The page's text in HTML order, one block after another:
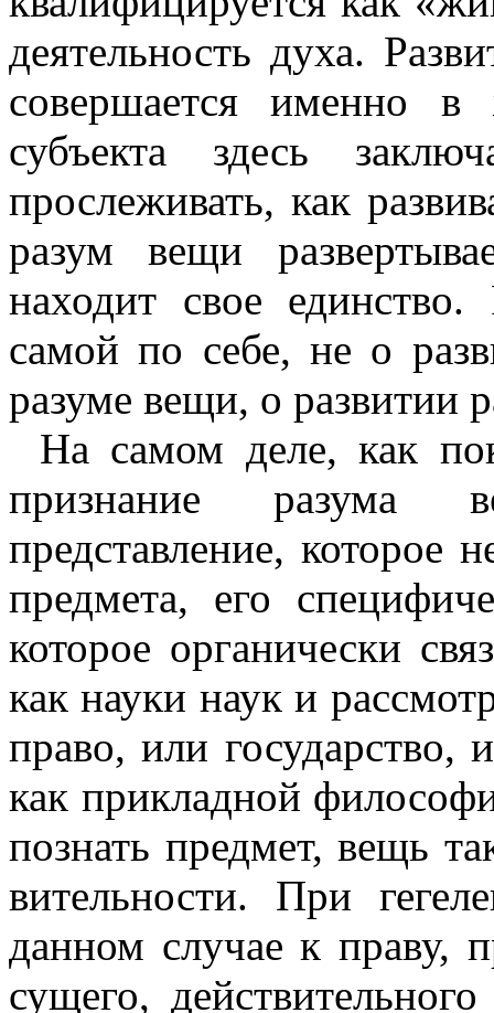
деятельность духа.
совершается именно
субъекта здесь
прослеживать, как
разум вещи
находит свое
самой по себе, не о
разуме вещи, о развитии
На самом деле, как
при­знание разума
представление, которое
предмета, его
которое органически
как науки наук и
право, или государство,
как прикладной
познать предмет, вещь
вительности. При
данном случае к праву,
сущего,